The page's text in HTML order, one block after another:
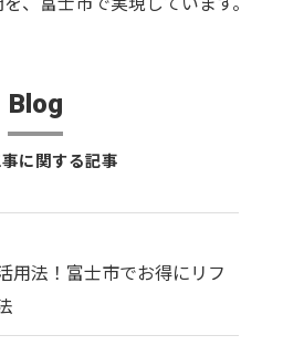
Blog
に関する記事
用法！富士市でお得にリフ